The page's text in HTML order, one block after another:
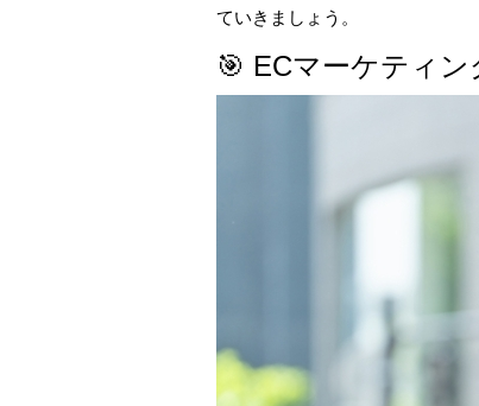
ていきましょう。
🎯 ECマーケティ